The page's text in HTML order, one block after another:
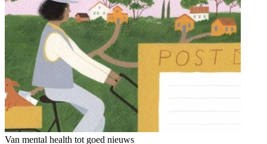
Van mental health tot goed nieuws